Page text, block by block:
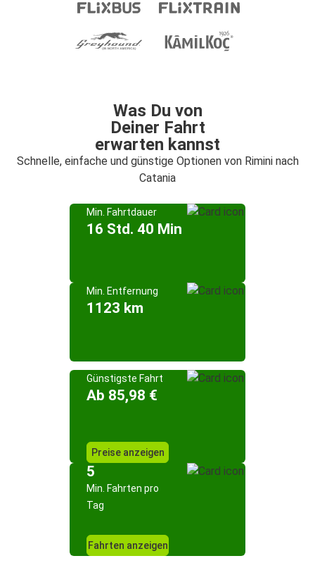
Was Du von
Deiner Fahrt
erwarten kannst
Schnelle, einfache und günstige Optionen von Rimini nach
Catania
Min. Fahrtdauer
16 Std. 40 Min
Min. Entfernung
1123 km
Günstigste Fahrt
Ab 85,98 €
Preise anzeigen
5
Min. Fahrten pro
Tag
Fahrten anzeigen